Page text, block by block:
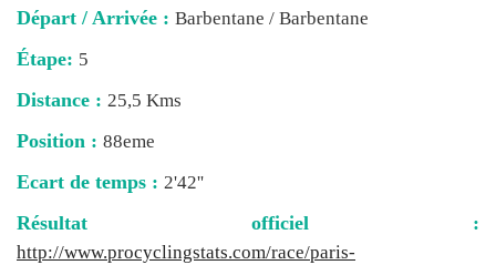
Départ / Arrivée : Barbentane / Barbentane
Étape: 5
Distance : 25,5 Kms
Position : 88eme
Ecart de temps : 2'42''
Résultat officiel :
http://www.procyclingstats.com/race/paris-